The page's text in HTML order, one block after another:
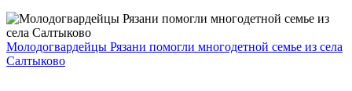
Молодогвардейцы Рязани помогли многодетной семье из села
Салтыково